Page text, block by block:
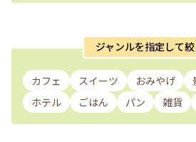
ジャンルを指定して
カフェ スイーツ おみやげ
ホテル
ごはん パン 雑貨